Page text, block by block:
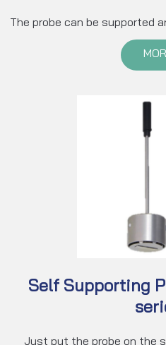
The probe can be supported
Self Supporting
Just put the probe on the